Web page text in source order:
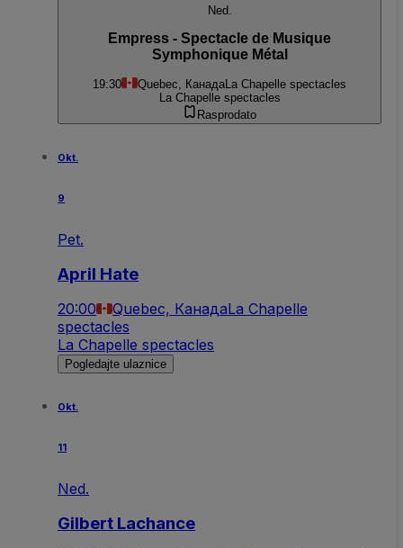
Ned.
Empress - Spectacle de Musique
Symphonique Métal
19:30 Quebec, КанадаLa Chapelle spectacles
La Chapelle spectacles
Rasprodato
Okt.
9
Pet.
April Hate
20:00 Quebec, КанадаLa Chapelle
spectacles
La Chapelle spectacles
Pogledajte ulaznice
Okt.
11
Ned.
Gilbert Lachance